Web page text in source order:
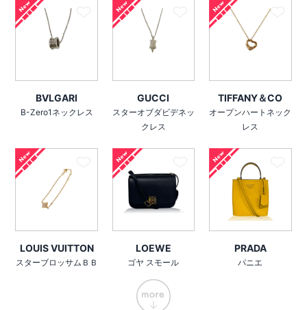
BVLGARI
B-Zero1ネックレス
GUCCI
スターオブダビデネッ
クレス
TIFFANY＆CO
オープンハートネック
レス
LOUIS VUITTON
スターブロッサムＢＢ
LOEWE
ゴヤ スモール
PRADA
パニエ